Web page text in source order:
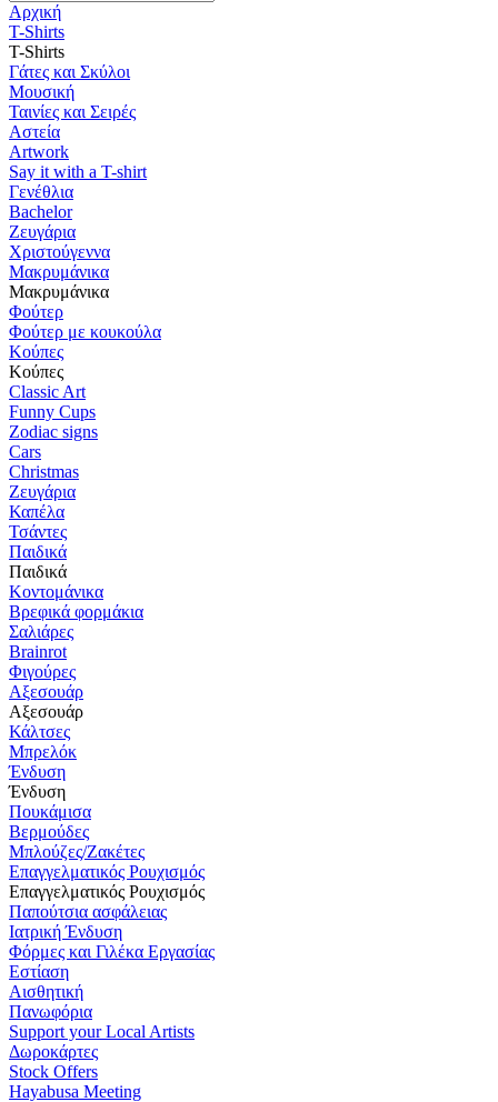
Αρχική
T-Shirts
T-Shirts
Γάτες και Σκύλοι
Μουσική
Ταινίες και Σειρές
Αστεία
Artwork
Say it with a T-shirt
Γενέθλια
Bachelor
Ζευγάρια
Χριστούγεννα
Μακρυμάνικα
Μακρυμάνικα
Φούτερ
Φούτερ με κουκούλα
Κούπες
Κούπες
Classic Art
Funny Cups
Zodiac signs
Cars
Christmas
Ζευγάρια
Καπέλα
Τσάντες
Παιδικά
Παιδικά
Κοντομάνικα
Βρεφικά φορμάκια
Σαλιάρες
Brainrot
Φιγούρες
Αξεσουάρ
Αξεσουάρ
Κάλτσες
Μπρελόκ
Ένδυση
Ένδυση
Πουκάμισα
Βερμούδες
Μπλούζες/Ζακέτες
Επαγγελματικός Ρουχισμός
Επαγγελματικός Ρουχισμός
Παπούτσια ασφάλειας
Ιατρική Ένδυση
Φόρμες και Γιλέκα Εργασίας
Εστίαση
Αισθητική
Πανωφόρια
Support your Local Artists
Δωροκάρτες
Stock Offers
Hayabusa Meeting